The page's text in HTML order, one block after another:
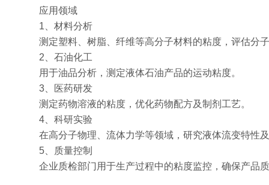
应用领域
1、材料分析
测定塑料、树脂、纤维等高分子材料的粘度，评估分
2、石油化工
用于油品分析，测定液体石油产品的运动粘度。
3、医药研发
测定药物溶液的粘度，优化药物配方及制剂工艺。
4、科研实验
在高分子物理、流体力学等领域，研究液体流变特性
5、质量控制
企业质检部门用于生产过程中的粘度监控，确保产品